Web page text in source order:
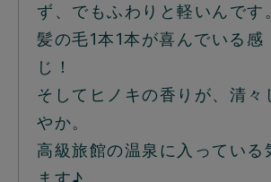
ず、でもふわりと軽いんです
髪の毛1本1本が喜んでいる感
じ！
そしてヒノキの香りが、清々
やか。
高級旅館の温泉に入っている
ます♪